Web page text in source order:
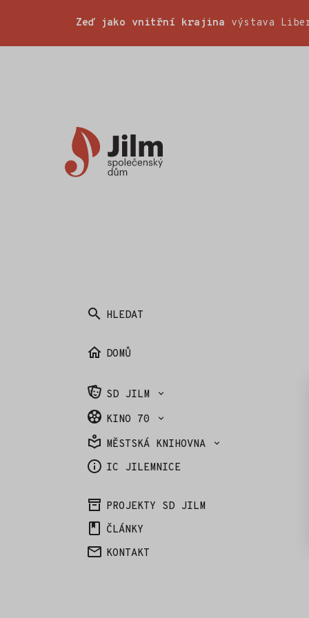
Zeď jako vnitřní krajina výstava
HLEDAT
DOMŮ
SD JILM
KINO 70
MĚSTSKÁ KNIHOVNA
IC JILEMNICE
PROJEKTY SD JILM
ČLÁNKY
KONTAKT